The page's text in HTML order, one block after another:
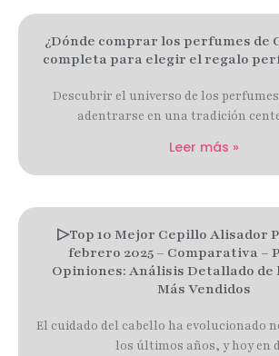
¿Dónde comprar los perfumes de
completa para elegir el regalo
Descubrir el universo de los perfumes
adentrarse en una tradición
Leer más »
▷Top 10 Mejor Cepillo Alisador
febrero 2025 – Comparativa –
Opiniones: Análisis Detallado de
Más Vendidos
El cuidado del cabello ha evolucionado
los últimos años, y hoy en